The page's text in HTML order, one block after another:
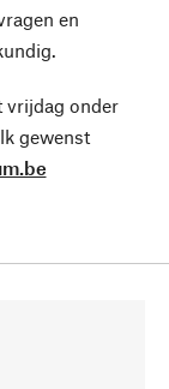
en
vrijdag onder
gewenst